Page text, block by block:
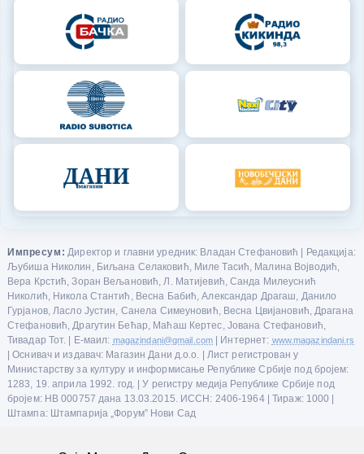
Импресум: Директор и главни уредник: Владан Стефановић | Редакција:
Љубиша Николин, Биљана Селаковић, Миле Тасић, Малина Војводић,
Вера Крстић, Зоран Вељановић, Л. Матијевић, Санда Милеуснић
Николић, Никола Стантић, Весна Бабић, Александар Драгаш, Данило
Гурјанов, Ласло Јустин, Санела Симеуновић, Весна Цвијановић, Драгана
Стефановић, Драгутин Бећар, Маћаш Кертес, Јована Стефановић,
Тивадар Тот. | Е-маил: magazindani@gmail.com | Интернет: www.magazindani.rs
| Оснивач и издавач: Магазин Дани д.о.о. | Лист регистрован у
Министарству за културу и информисање Републике Србије под бројем:
1283, 19. априла 1992. год. | У регистру медија Републике Србије под
бројем: НВ 000757 дана 13.03.2015. ИССН: 2406-1964 | Тираж: 1000 |
Штампа: Штампарија „Форум” Нови Сад